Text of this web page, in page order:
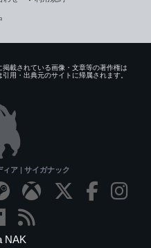
載されている画像・文章等の著作権は
用・出典元のサイトに帰属されます。
ア | サイガナック
NAK